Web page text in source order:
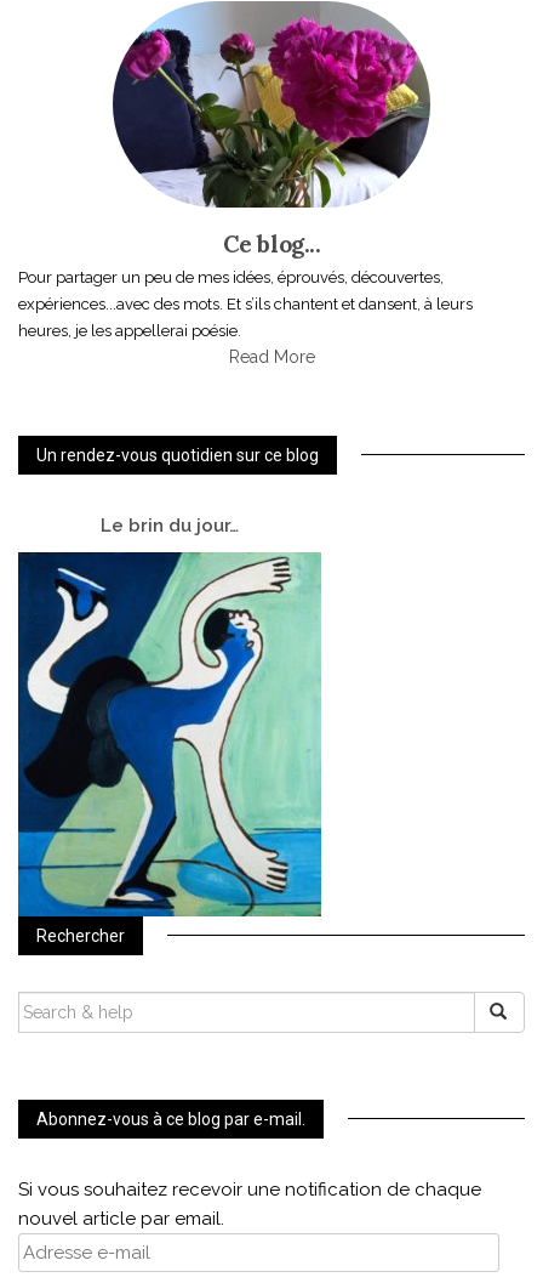
Ce blog...
Pour partager un peu de mes idées, éprouvés, découvertes,
expériences...avec des mots. Et s’ils chantent et dansent, à leurs
heures, je les appellerai poésie.
Read More
Un rendez-vous quotidien sur ce blog
Le brin du jour…
Rechercher
SEARCH
FOR:
Abonnez-vous à ce blog par e-mail.
Si vous souhaitez recevoir une notification de chaque
nouvel article par email.
Adresse
e-